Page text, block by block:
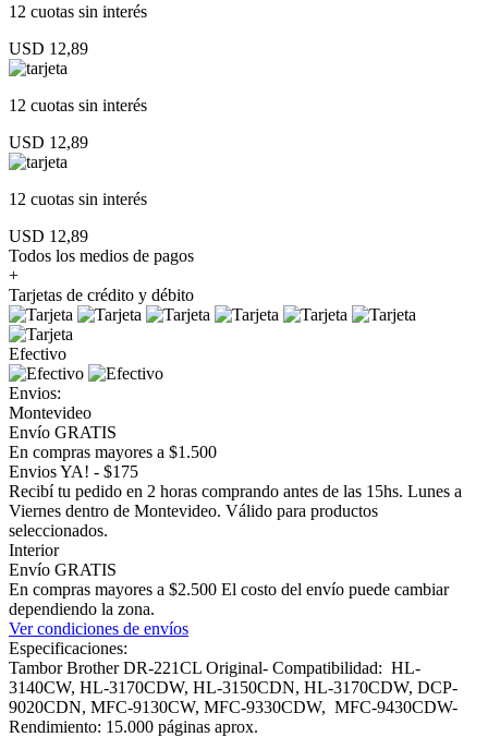
12 cuotas sin interés
USD 12,89
12 cuotas sin interés
USD 12,89
12 cuotas sin interés
USD 12,89
Todos los medios de pagos
+
Tarjetas de crédito y débito
Efectivo
Envios:
Montevideo
Envío GRATIS
En compras mayores a $1.500
Envios YA! - $175
Recibí tu pedido en 2 horas comprando antes de las 15hs. Lunes a
Viernes dentro de Montevideo. Válido para productos
seleccionados.
Interior
Envío GRATIS
En compras mayores a $2.500 El costo del envío puede cambiar
dependiendo la zona.
Ver condiciones de envíos
Especificaciones:
Tambor Brother DR-221CL Original- Compatibilidad: HL-
3140CW, HL-3170CDW, HL-3150CDN, HL-3170CDW, DCP-
9020CDN, MFC-9130CW, MFC-9330CDW, MFC-9430CDW-
Rendimiento: 15.000 páginas aprox.